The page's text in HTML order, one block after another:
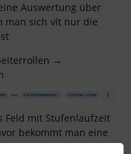
Auswertung über
man sich vlt nur die
→
Feld mit Stufenlaufzeit
bekommt man eine